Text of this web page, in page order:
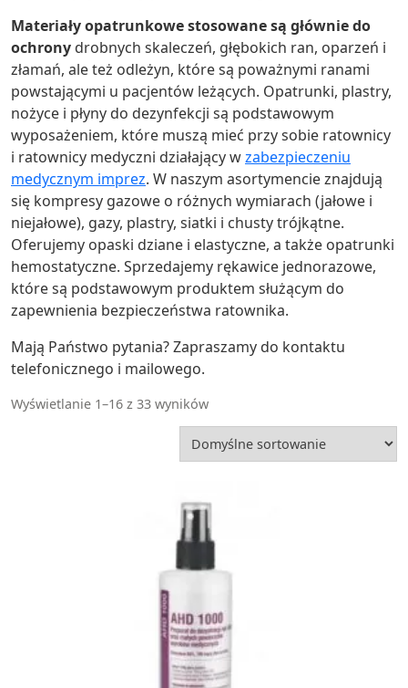
Materiały opatrunkowe stosowane są głównie do
ochrony drobnych skaleczeń, głębokich ran, oparzeń i
złamań, ale też odleżyn, które są poważnymi ranami
powstającymi u pacjentów leżących. Opatrunki, plastry,
nożyce i płyny do dezynfekcji są podstawowym
wyposażeniem, które muszą mieć przy sobie ratownicy
i ratownicy medyczni działający wzabezpieczeniu
medycznym imprez. W naszym asortymencie znajdują
się kompresy gazowe o różnych wymiarach (jałowe i
niejałowe), gazy, plastry, siatki i chusty trójkątne.
Oferujemy opaski dziane i elastyczne, a także opatrunki
hemostatyczne. Sprzedajemy rękawice jednorazowe,
które są podstawowym produktem służącym do
zapewnienia bezpieczeństwa ratownika.
Mają Państwo pytania? Zapraszamy do kontaktu
telefonicznego i mailowego.
Wyświetlanie 1–16 z 33 wyników